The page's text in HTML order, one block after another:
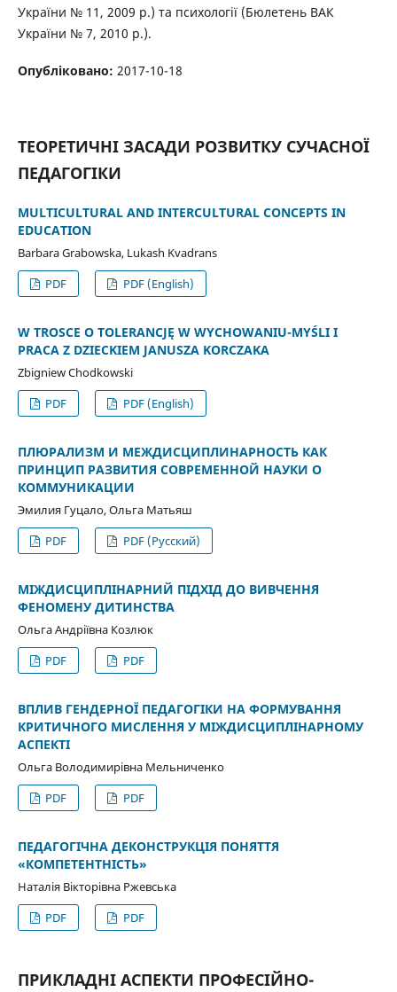
України № 11, 2009 р.) та психології (Бюлетень ВАК
України № 7, 2010 р.).
Опубліковано: 2017-10-18
ТЕОРЕТИЧНІ ЗАСАДИ РОЗВИТКУ СУЧАСНОЇ
ПЕДАГОГІКИ
MULTICULTURAL AND INTERCULTURAL CONCEPTS IN
EDUCATION
Barbara Grabowska, Lukash Kvadrans
PDF
PDF (English)
W TROSCE O TOLERANCJĘ W WYCHOWANIU-MYŚLI I
PRACA Z DZIECKIEM JANUSZA KORCZAKA
Zbigniew Chodkowski
PDF
PDF (English)
ПЛЮРАЛИЗМ И МЕЖДИСЦИПЛИНАРНОСТЬ КАК
ПРИНЦИП РАЗВИТИЯ СОВРЕМЕННОЙ НАУКИ О
КОММУНИКАЦИИ
Эмилия Гуцало, Ольга Матьяш
PDF
PDF (Русский)
МІЖДИСЦИПЛІНАРНИЙ ПІДХІД ДО ВИВЧЕННЯ
ФЕНОМЕНУ ДИТИНСТВА
Ольга Андріївна Козлюк
PDF
PDF
ВПЛИВ ГЕНДЕРНОЇ ПЕДАГОГІКИ НА ФОРМУВАННЯ
КРИТИЧНОГО МИСЛЕННЯ У МІЖДИСЦИПЛІНАРНОМУ
АСПЕКТІ
Ольга Володимирівна Мельниченко
PDF
PDF
ПЕДАГОГІЧНА ДЕКОНСТРУКЦІЯ ПОНЯТТЯ
«КОМПЕТЕНТНІСТЬ»
Наталія Вікторівна Ржевська
PDF
PDF
ПРИКЛАДНІ АСПЕКТИ ПРОФЕСІЙНО-